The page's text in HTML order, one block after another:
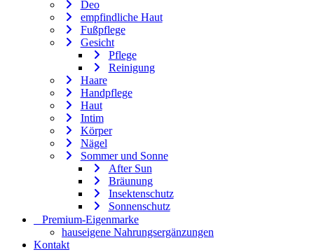
Deo
empfindliche Haut
Fußpflege
Gesicht
Pflege
Reinigung
Haare
Handpflege
Haut
Intim
Körper
Nägel
Sommer und Sonne
After Sun
Bräunung
Insektenschutz
Sonnenschutz
⠀​Premium-Eigenmarke
hauseigene Nahrungsergänzungen
Kontakt